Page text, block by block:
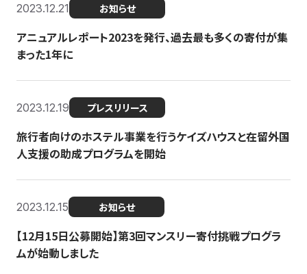
2023.12.21 お知らせ
アニュアルレポート2023を発行、過去最も多くの寄付が集
まった1年に
2023.12.19 プレスリリース
旅行者向けのホステル事業を行うケイズハウスと在留外国
人支援の助成プログラムを開始
2023.12.15 お知らせ
【12月15日公募開始】第3回マンスリー寄付挑戦プログラ
ムが始動しました